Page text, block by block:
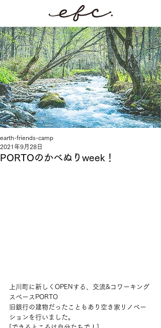
PORTOのかべぬりweek！
earth-friends-camp
2021年9月28日
上川町に新しくOPENする、交流&コワーキング
スペースPORTO
旧銀行の建物だったこともあり空き家リノベー
ションを行いました。